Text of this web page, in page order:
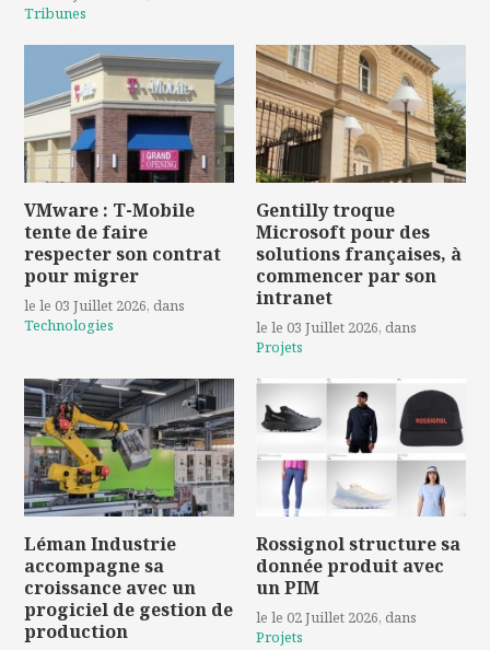
Tribunes
VMware : T-Mobile
tente de faire
respecter son contrat
pour migrer
le le 03 Juillet 2026, dans
Technologies
Gentilly troque
Microsoft pour des
solutions françaises, à
commencer par son
intranet
le le 03 Juillet 2026, dans
Projets
Léman Industrie
accompagne sa
croissance avec un
progiciel de gestion de
production
Rossignol structure sa
donnée produit avec
un PIM
le le 02 Juillet 2026, dans
Projets